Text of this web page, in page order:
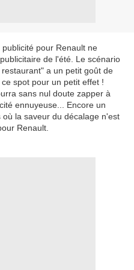
pour Renault ne
de l'été. Le scénario
a un petit goût de
spot pour un petit effet !
sans nul doute zapper à
ennuyeuse... Encore un
la saveur du décalage n'est
Renault.